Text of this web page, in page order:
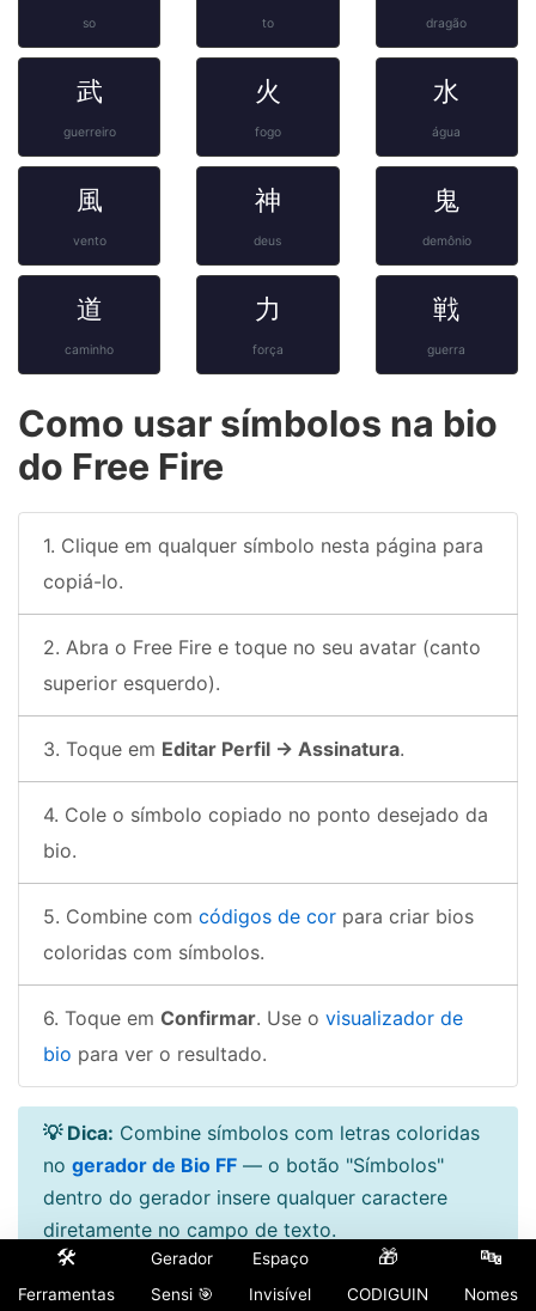
so to dragão
武
guerreiro
火
fogo
水
água
風
vento
神
deus
鬼
demônio
道
caminho
力
força
戦
guerra
Como usar símbolos na bio
do Free Fire
Clique em qualquer símbolo nesta página para
copiá-lo.
Abra o Free Fire e toque no seu avatar (canto
superior esquerdo).
Toque em Editar Perfil → Assinatura.
Cole o símbolo copiado no ponto desejado da
bio.
Combine com códigos de cor para criar bios
coloridas com símbolos.
Toque em Confirmar. Use o visualizador de
bio para ver o resultado.
💡 Dica: Combine símbolos com letras coloridas
no gerador de Bio FF — o botão "Símbolos"
dentro do gerador insere qualquer caractere
diretamente no campo de texto.
Mais recursos para
🛠️
Ferramentas
Gerador
Sensi 🎯
Espaço
Invisível
🎁
CODIGUIN
🔤
Nomes